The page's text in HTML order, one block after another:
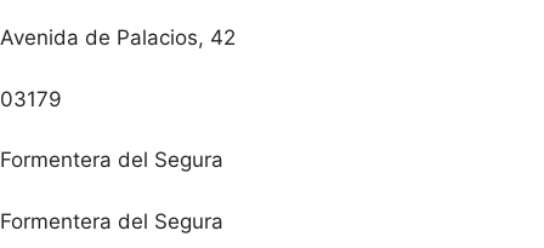
Avenida de Palacios, 42
03179
Formentera del Segura
Formentera del Segura